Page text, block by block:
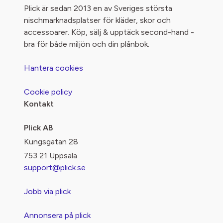
Plick är sedan 2013 en av Sveriges största
nischmarknadsplatser för kläder, skor och
accessoarer. Köp, sälj & upptäck second-hand -
bra för både miljön och din plånbok.
Hantera cookies
Cookie policy
Kontakt
Plick AB
Kungsgatan 28
753 21 Uppsala
support@plick.se
Jobb via plick
Annonsera på plick